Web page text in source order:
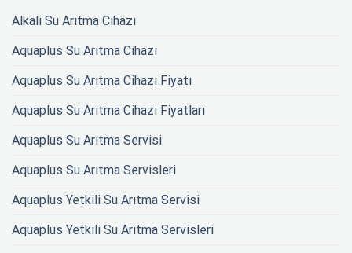
Alkali Su Arıtma Cihazı
Aquaplus Su Arıtma Cihazı
Aquaplus Su Arıtma Cihazı Fiyatı
Aquaplus Su Arıtma Cihazı Fiyatları
Aquaplus Su Arıtma Servisi
Aquaplus Su Arıtma Servisleri
Aquaplus Yetkili Su Arıtma Servisi
Aquaplus Yetkili Su Arıtma Servisleri